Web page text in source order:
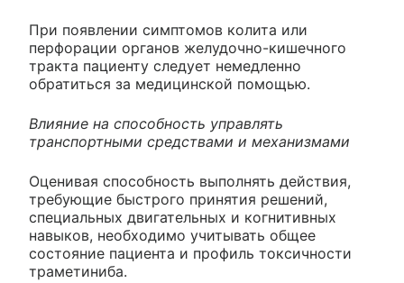
При появлении симптомов колита или
перфорации органов желудочно-кишечного
тракта пациенту следует немедленно
обратиться за медицинской помощью.
Влияние на способность управлять
транспортными средствами и механизмами
Оценивая способность выполнять действия,
требующие быстрого принятия решений,
специальных двигательных и когнитивных
навыков, необходимо учитывать общее
состояние пациента и профиль токсичности
траметиниба.